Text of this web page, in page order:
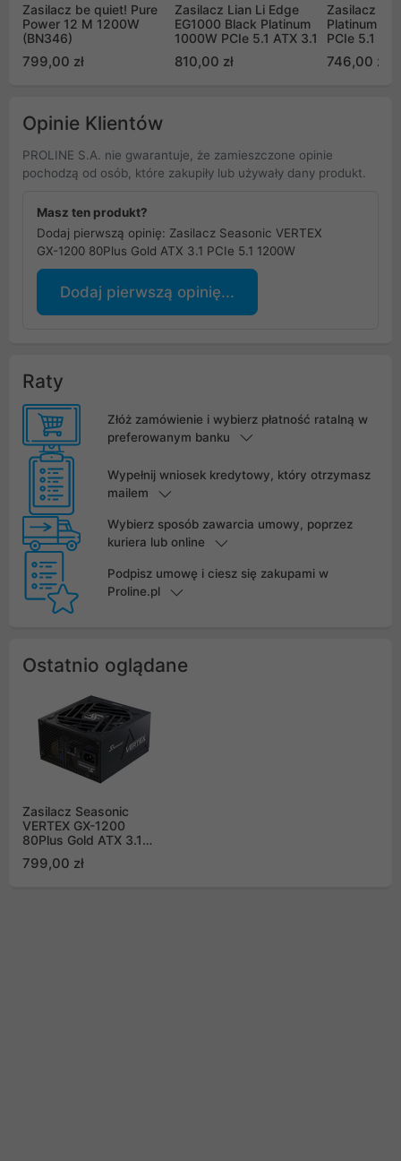
Zasilacz be quiet! Pure
Power 12 M 1200W
(BN346)
799,00 zł
Zasilacz Lian Li Edge
EG1000 Black Platinum
1000W PCIe 5.1 ATX 3.1
810,00 zł
Zasilacz
Platinum
PCIe 5.1
746,00 zł
Opinie Klientów
PROLINE S.A. nie gwarantuje, że zamieszczone opinie
pochodzą od osób, które zakupiły lub używały dany produkt.
Masz ten produkt?
Dodaj pierwszą opinię: Zasilacz Seasonic VERTEX
GX-1200 80Plus Gold ATX 3.1 PCIe 5.1 1200W
Dodaj pierwszą opinię...
Raty
Złóż zamówienie i wybierz płatność ratalną w
preferowanym banku
Wypełnij wniosek kredytowy, który otrzymasz
mailem
Wybierz sposób zawarcia umowy, poprzez
kuriera lub online
Podpisz umowę i ciesz się zakupami w
Proline.pl
Ostatnio oglądane
Zasilacz Seasonic
VERTEX GX-1200
80Plus Gold ATX 3.1
799,00 zł